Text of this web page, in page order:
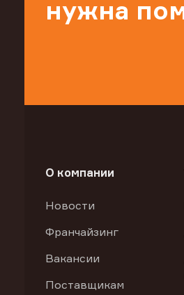
нужна
О компании
Новости
Франчайзинг
Вакансии
Поставщикам